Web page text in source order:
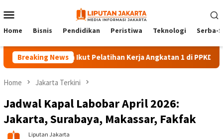
to
Menu
Home Bisnis Pendidikan Peristiwa Teknologi Serba-
Breaking News
Peserta Ikut Pelatihan Kerja Angkatan 1 di PPKD Jaksel
Home Jakarta Terkini
Jadwal Kapal Labobar April 2026:
Jakarta, Surabaya, Makassar, Fakfak
Liputan Jakarta